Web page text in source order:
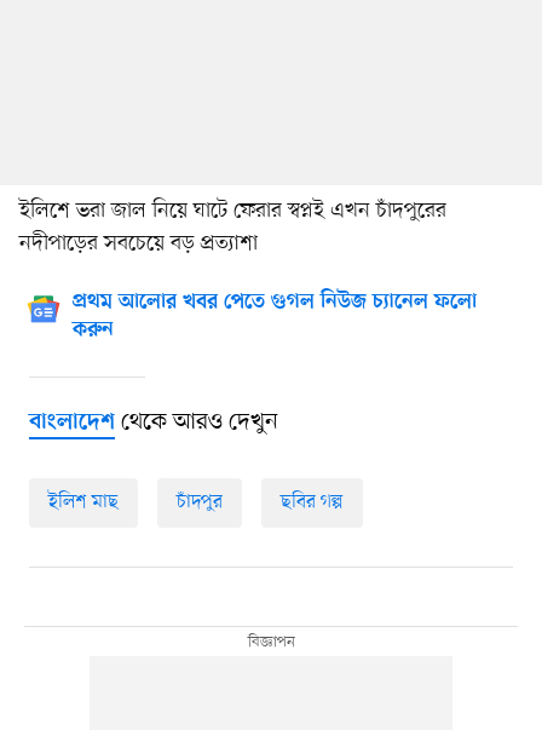
ইলিশে ভরা জাল নিয়ে ঘাটে ফেরার স্বপ্নই এখন চাঁদপুরের
নদীপাড়ের সবচেয়ে বড় প্রত্যাশা
প্রথম আলোর খবর পেতে গুগল নিউজ চ্যানেল ফলো
করুন
বাংলাদেশথেকে আরও দেখুন
ইলিশ মাছ চাঁদপুর ছবির গল্প